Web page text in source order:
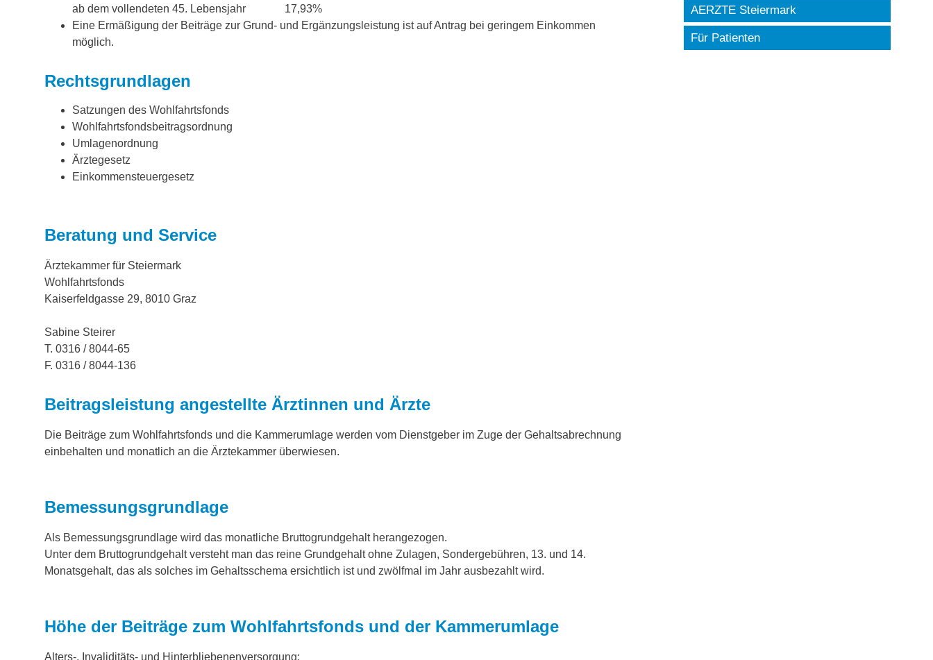
ab dem vollendeten 45. Lebensjahr 17,93%
Eine Ermäßigung der Beiträge zur Grund- und Ergänzungsleistung ist auf Antrag bei geringem Einkommen
möglich.
Rechtsgrundlagen
Satzungen des Wohlfahrtsfonds
Wohlfahrtsfondsbeitragsordnung
Umlagenordnung
Ärztegesetz
Einkommensteuergesetz
Beratung und Service
Ärztekammer für Steiermark
Wohlfahrtsfonds
Kaiserfeldgasse 29, 8010 Graz
Sabine Steirer
T. 0316 / 8044-65
F. 0316 / 8044-136
Beitragsleistung angestellte Ärztinnen und Ärzte
Die Beiträge zum Wohlfahrtsfonds und die Kammerumlage werden vom Dienstgeber im Zuge der Gehaltsabrechnung
einbehalten und monatlich an die Ärztekammer überwiesen.
Bemessungsgrundlage
Als Bemessungsgrundlage wird das monatliche Bruttogrundgehalt herangezogen.
Unter dem Bruttogrundgehalt versteht man das reine Grundgehalt ohne Zulagen, Sondergebühren, 13. und 14.
Monatsgehalt, das als solches im Gehaltsschema ersichtlich ist und zwölfmal im Jahr ausbezahlt wird.
Höhe der Beiträge zum Wohlfahrtsfonds und der Kammerumlage
Alters-, Invaliditäts- und Hinterbliebenenversorgung:
AERZTE Steiermark
Für Patienten